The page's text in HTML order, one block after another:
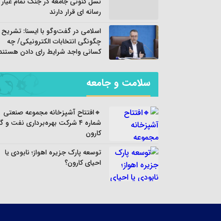
رسانه ای قرار دارند
اسلامی در گفت‌وگو با ایسنا: تشریح
چگونگی انتخابات الکترونیکی/ چه
کسانی واجد شرایط رای دادن
سلامت و جامعه
🔸افتتاح آشپزخانه مجموعه صنعتی
شماره ۴ شرکت بهره‌برداری نفت و
کارون
توسعه پارک جزیره اهواز؛ نابودی یا
احیای کارون؟